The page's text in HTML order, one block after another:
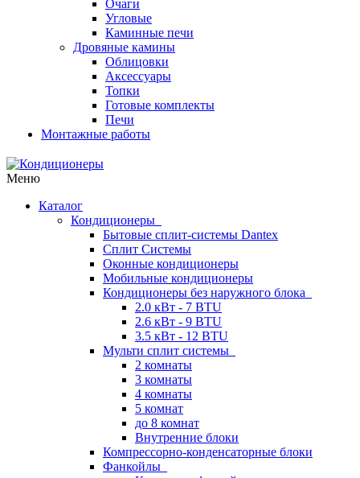
Очаги
Угловые
Каминные печи
Дровяные камины
Облицовки
Аксессуары
Топки
Готовые комплекты
Печи
Монтажные работы
Меню
Каталог
Кондиционеры
Бытовые сплит-системы Dantex
Сплит Системы
Оконные кондиционеры
Мобильные кондиционеры
Кондиционеры без наружного блока
2.0 кВт - 7 BTU
2.6 кВт - 9 BTU
3.5 кВт - 12 BTU
Мульти сплит системы
2 комнаты
3 комнаты
4 комнаты
5 комнат
до 8 комнат
Внутренние блоки
Компрессорно-конденсаторные блоки
Фанкойлы